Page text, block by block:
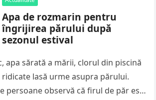
Apa de rozmarin pentru
îngrijirea părului după
sezonul estival
apa sărată a mării, clorul din piscină
lasă urme asupra părului.
persoane observă că firul de păr este